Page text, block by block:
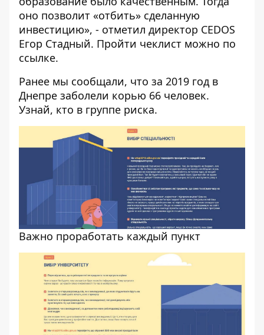
оно позволит «отбить» сделанную
инвестицию», - отметил директор CEDOS
Егор Стадный. Пройти чеклист можно по
ссылке.
Ранее мы сообщали, что за 2019 год в
Днепре заболели корью 66 человек.
Узнай, кто в группе риска.
Важно проработать каждый пункт